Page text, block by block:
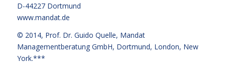
D-44227 Dortmund
www.mandat.de
© 2014, Prof. Dr. Guido Quelle, Mandat
Managementberatung GmbH, Dortmund, London, New
York.***